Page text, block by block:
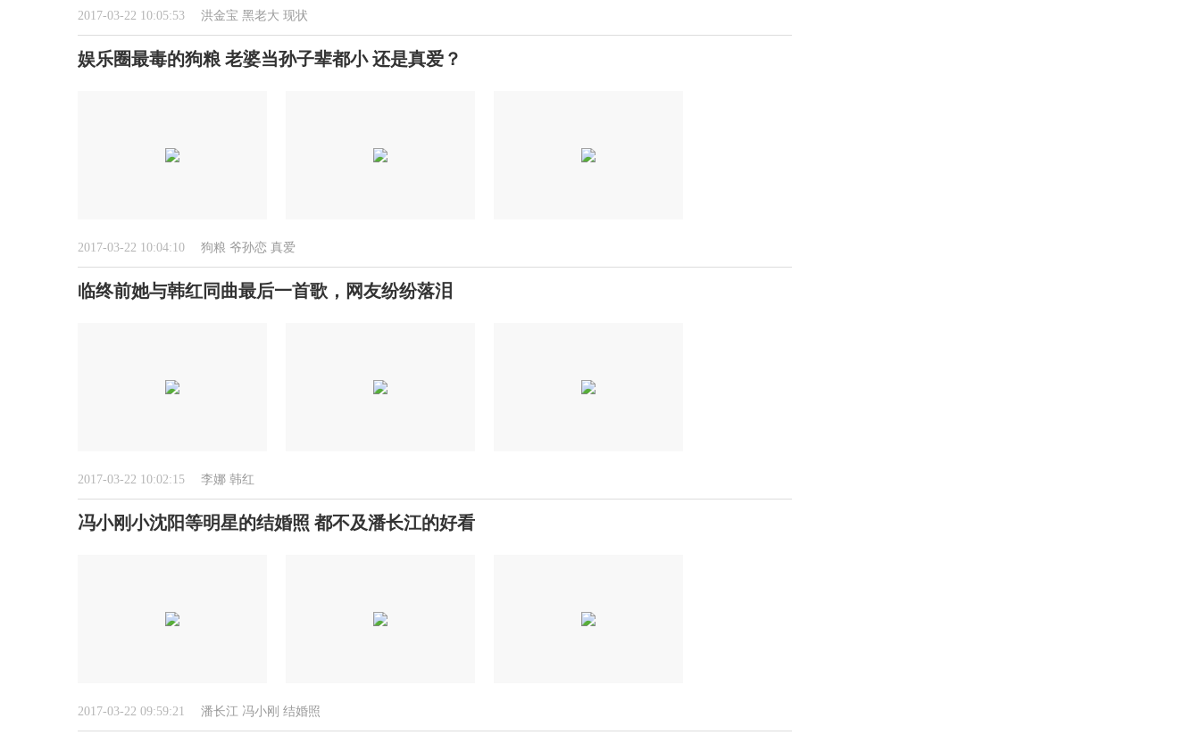
2017-03-22 10:05:53 洪金宝 黑老大 现状
娱乐圈最毒的狗粮 老婆当孙子辈都小 还是真爱？
2017-03-22 10:04:10 狗粮 爷孙恋 真爱
临终前她与韩红同曲最后一首歌，网友纷纷落泪
2017-03-22 10:02:15 李娜 韩红
冯小刚小沈阳等明星的结婚照 都不及潘长江的好看
2017-03-22 09:59:21 潘长江 冯小刚 结婚照